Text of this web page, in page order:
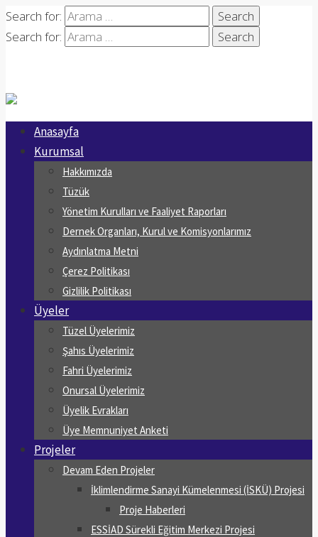
Search for:
Search for:
Anasayfa
Kurumsal
Hakkımızda
Tüzük
Yönetim Kurulları ve Faaliyet Raporları
Dernek Organları, Kurul ve Komisyonlarımız
Aydınlatma Metni
Çerez Politikası
Gizlilik Politikası
Üyeler
Tüzel Üyelerimiz
Şahıs Üyelerimiz
Fahri Üyelerimiz
Onursal Üyelerimiz
Üyelik Evrakları
Üye Memnuniyet Anketi
Projeler
Devam Eden Projeler
İklimlendirme Sanayi Kümelenmesi (İSKÜ) Projesi
Proje Haberleri
ESSİAD Sürekli Eğitim Merkezi Projesi